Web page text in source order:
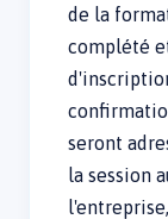
de la
complété
seront
la session